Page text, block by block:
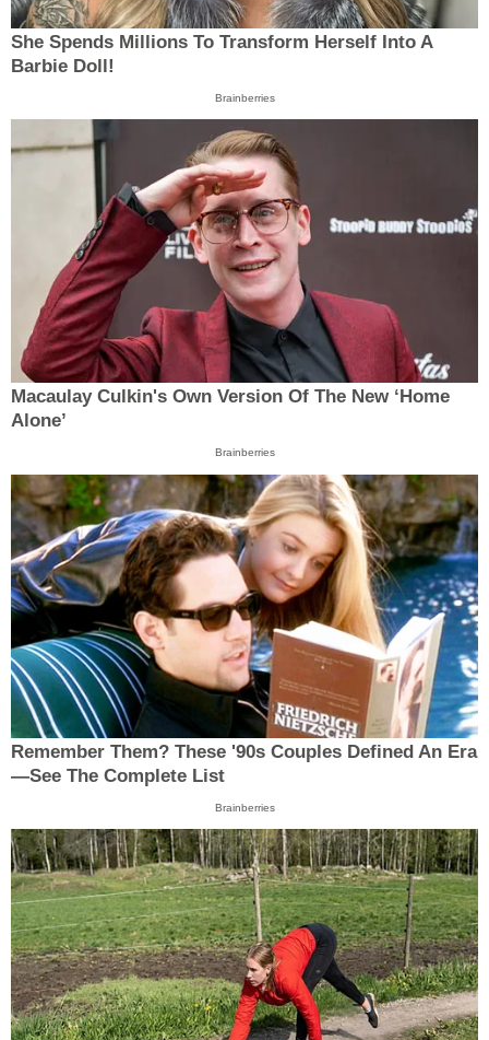
She Spends Millions To Transform Herself Into A
Barbie Doll!
Brainberries
Macaulay Culkin's Own Version Of The New ‘Home
Alone’
Brainberries
Remember Them? These '90s Couples Defined An Era
—See The Complete List
Brainberries